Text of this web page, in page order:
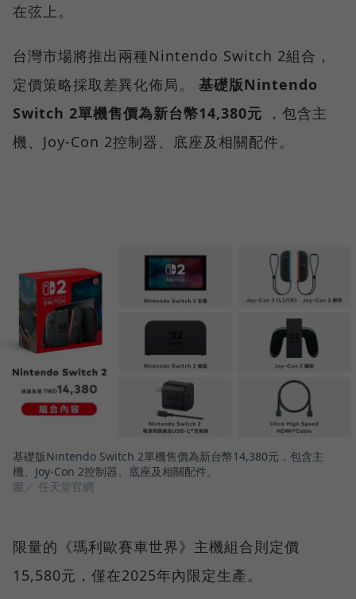
在弦上。
台灣市場將推出兩種Nintendo Switch 2組合，
定價策略採取差異化佈局。 基礎版Nintendo
Switch 2單機售價為新台幣14,380元 ，包含主
機、Joy-Con 2控制器、底座及相關配件。
基礎版Nintendo Switch 2單機售價為新台幣14,380元，包含主
機、Joy-Con 2控制器、底座及相關配件。
圖／ 任天堂官網
限量的《瑪利歐賽車世界》主機組合則定價
15,580元，僅在2025年內限定生產。